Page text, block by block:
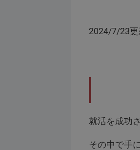
2024/7/23更
就活を成功
その中で手